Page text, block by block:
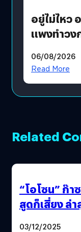
อยู่ไม่ไหว
แพงทำวง
?
06/08/2026
Read More
Related
“โอโซน” ก๊
สูดก็เสี่ยง ล่
03/12/2025